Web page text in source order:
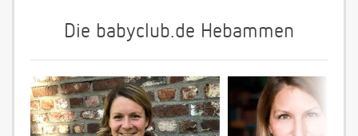
Die babyclub.de Hebammen